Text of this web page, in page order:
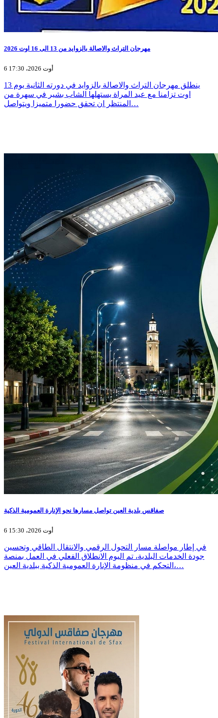
مهرجان التراث والاصالة بالزوايد من 13 الى 16 اوت 2026
6 أوت 2026، 17:30
ينطلق مهرجان التراث والاصالة بالزوايد في دورته الثانية يوم 13
اوت تزامنا مع عيد المراة يستهلها الشاب بشير في سهرة من
المنتظر ان تحقق حضورا متميزا ويتواصل…
صفاقس بلدية العين تواصل مسارها نحو الإنارة العمومية الذكية
6 أوت 2026، 15:30
في إطار مواصلة مسار التحول الرقمي والانتقال الطاقي وتحسين
جودة الخدمات البلدية، تم اليوم الانطلاق الفعلي في العمل بمنصة
التحكم في منظومة الإنارة العمومية الذكية ببلدية العين،…